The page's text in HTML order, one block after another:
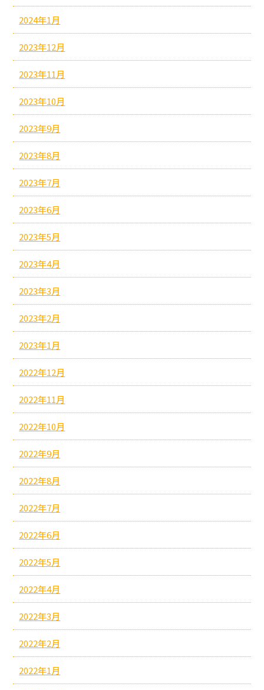
2024年1月
2023年12月
2023年11月
2023年10月
2023年9月
2023年8月
2023年7月
2023年6月
2023年5月
2023年4月
2023年3月
2023年2月
2023年1月
2022年12月
2022年11月
2022年10月
2022年9月
2022年8月
2022年7月
2022年6月
2022年5月
2022年4月
2022年3月
2022年2月
2022年1月